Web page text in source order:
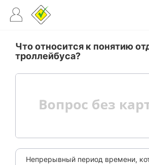
Что относится к понятию
троллейбуса?
Непрерывный период времени,